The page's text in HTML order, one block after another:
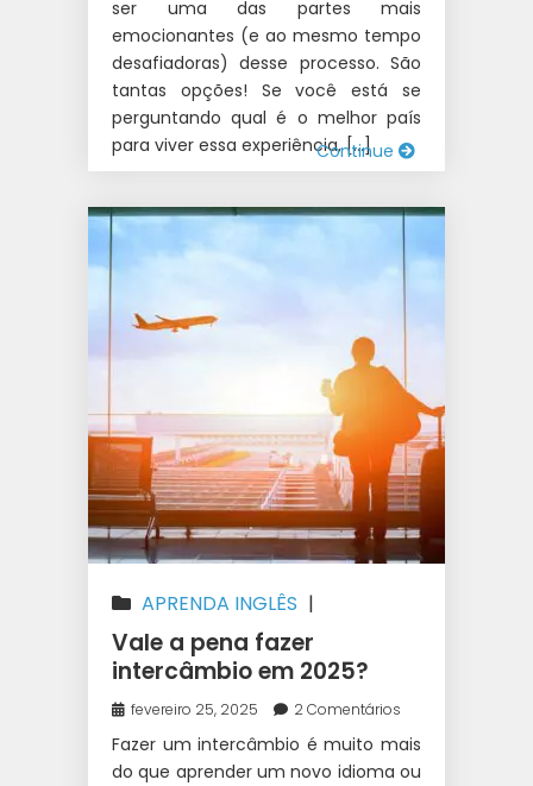
ser uma das partes mais
emocionantes (e ao mesmo tempo
desafiadoras) desse processo. São
tantas opções! Se você está se
perguntando qual é o melhor país
para viver essa experiência, […]
Continue
APRENDA INGLÊS |
AUSTRÁLIA |CANADÁ
INTERCÂMBIO |IRLANDA |NOVA
ZELÂNDIA
Vale a pena fazer
intercâmbio em 2025?
fevereiro 25, 2025 2 Comentários
Fazer um intercâmbio é muito mais
do que aprender um novo idioma ou